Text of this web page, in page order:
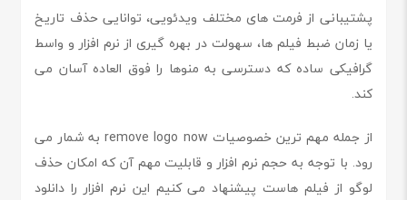
پشتیبانی از فرمت های مختلف ویدئویی، توانایی حذف تاریخ
یا زمان ضبط فیلم ها، سهولت در بهره گیری از نرم افزار و واسط
گرافیکی ساده که دسترسی به منوها را فوق العاده آسان می
کند.
از جمله مهم ترین خصوصیات remove logo now به شمار می
رود. با توجه به حجم نرم افزار و قابلیت مهم آن که امکان حذف
لوگو از فیلم هاست پیشنهاد می کنیم این نرم افزار را دانلود